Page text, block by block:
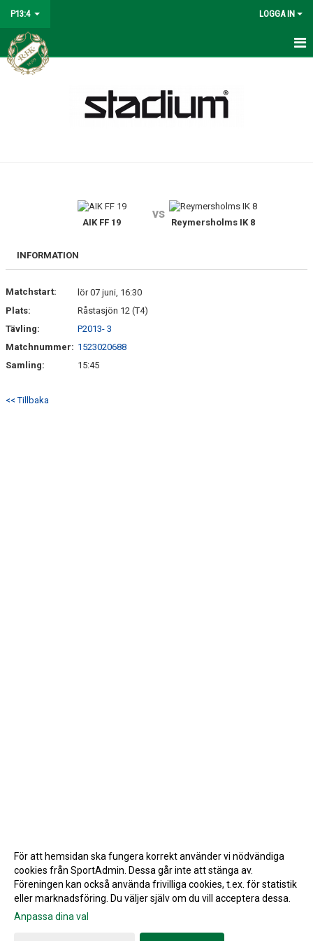
P13:4 LOGGA IN
HEM
DOKUMENT
AIK FF 19
vs
Reymersholms IK 8
INFORMATION
Matchstart:
lör 07 juni, 16:30
Plats:
Råstasjön 12 (T4)
Tävling:
P2013- 3
Matchnummer: 1523020688
Samling:
15:45
<< Tillbaka
Gå till Webbversion
För att hemsidan ska fungera korrekt använder vi nödvändiga
cookies från SportAdmin. Dessa går inte att stänga av.
Föreningen kan också använda frivilliga cookies, t.ex. för statistik
eller marknadsföring. Du väljer själv om du vill acceptera dessa.
Anpassa dina val